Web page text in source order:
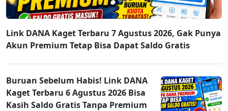
Link DANA Kaget Terbaru 7 Agustus 2026, Gak Punya
Akun Premium Tetap Bisa Dapat Saldo Gratis
Buruan Sebelum Habis! Link DANA
Kaget Terbaru 6 Agustus 2026 Bisa
Kasih Saldo Gratis Tanpa Premium